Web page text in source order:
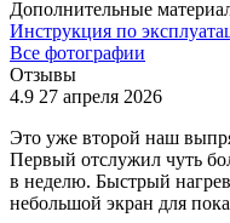
Дополнительные
Инструкция по
Все фотографии
Отзывы
4.9 27 апреля 2026
Это уже второй наш
Первый отслужил чуть
в неделю. Быстрый
небольшой экран для